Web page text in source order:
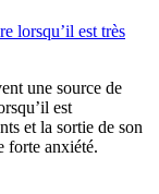
lorsqu’il est très
une source de
est
et la sortie de son
forte anxiété.